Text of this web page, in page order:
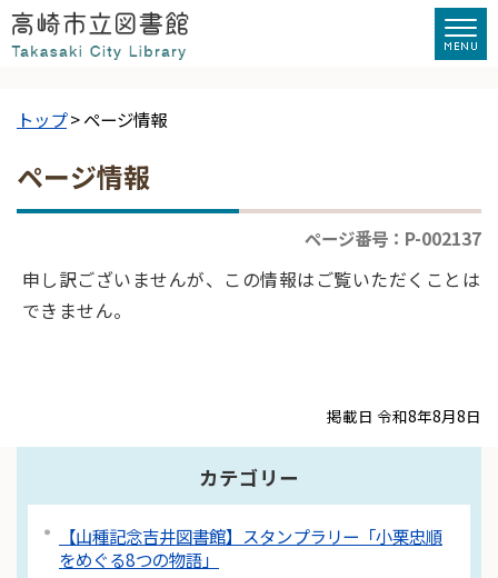
トップ> ページ情報
ページ情報
ページ番号：P-002137
申し訳ございませんが、この情報はご覧いただくことは
できません。
掲載日 令和8年8月8日
カテゴリー
【山種記念吉井図書館】スタンプラリー「小栗忠順
をめぐる8つの物語」